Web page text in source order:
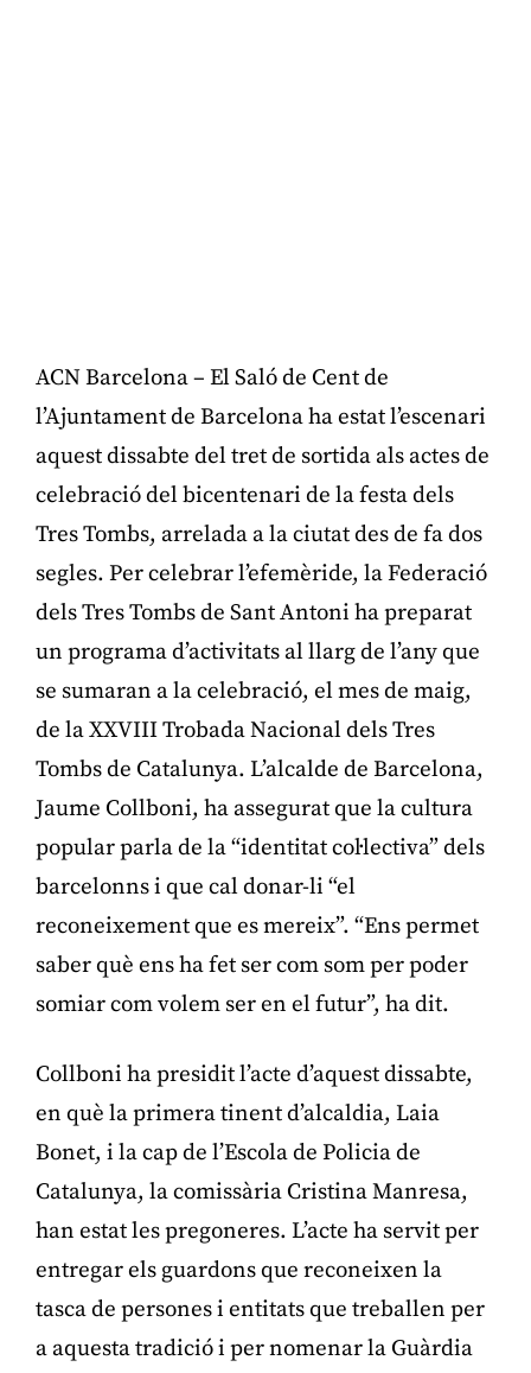
ACN Barcelona – El Saló de Cent de
l’Ajuntament de Barcelona ha estat l’escenari
aquest dissabte del tret de sortida als actes de
celebració del bicentenari de la festa dels
Tres Tombs, arrelada a la ciutat des de fa dos
segles. Per celebrar l’efemèride, la Federació
dels Tres Tombs de Sant Antoni ha preparat
un programa d’activitats al llarg de l’any que
se sumaran a la celebració, el mes de maig,
de la XXVIII Trobada Nacional dels Tres
Tombs de Catalunya. L’alcalde de Barcelona,
Jaume Collboni, ha assegurat que la cultura
popular parla de la “identitat col·lectiva” dels
barcelonns i que cal donar-li “el
reconeixement que es mereix”. “Ens permet
saber què ens ha fet ser com som per poder
somiar com volem ser en el futur”, ha dit.
Collboni ha presidit l’acte d’aquest dissabte,
en què la primera tinent d’alcaldia, Laia
Bonet, i la cap de l’Escola de Policia de
Catalunya, la comissària Cristina Manresa,
han estat les pregoneres. L’acte ha servit per
entregar els guardons que reconeixen la
tasca de persones i entitats que treballen per
a aquesta tradició i per nomenar la Guàrdia